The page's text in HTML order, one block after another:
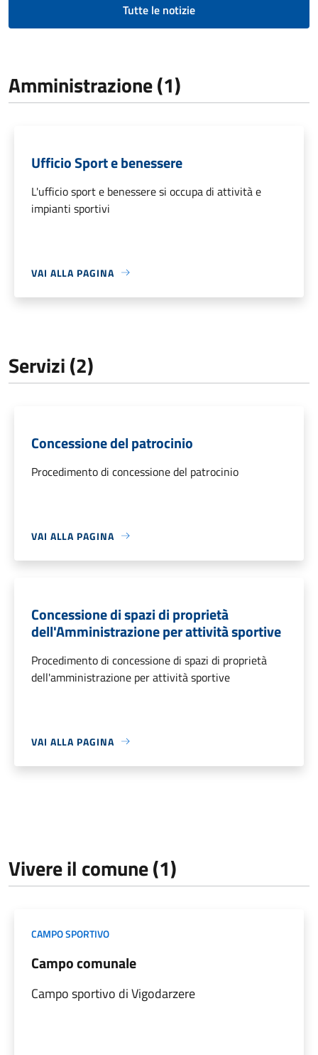
Tutte le notizie
Amministrazione (1)
Ufficio Sport e benessere
L'ufficio sport e benessere si occupa di attività e
impianti sportivi
VAI ALLA PAGINA
Servizi (2)
Concessione del patrocinio
Procedimento di concessione del patrocinio
VAI ALLA PAGINA
Concessione di spazi di proprietà
dell'Amministrazione per attività sportive
Procedimento di concessione di spazi di proprietà
dell'amministrazione per attività sportive
VAI ALLA PAGINA
Vivere il comune (1)
CAMPO SPORTIVO
Campo comunale
Campo sportivo di Vigodarzere